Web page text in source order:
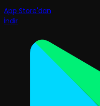
App Store'dan
İndir